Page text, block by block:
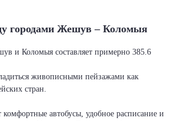
городами Жешув – Коломыя
и Коломыя составляет примерно 385.6
живописными пейзажами как
стран.
комфортные автобусы, удобное расписание и